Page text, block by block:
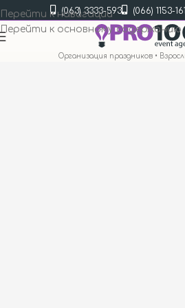
Перейти к навигации
Перейти к основному содержанию
(063) 3333-593 (066) 1153-161
Организация праздников•